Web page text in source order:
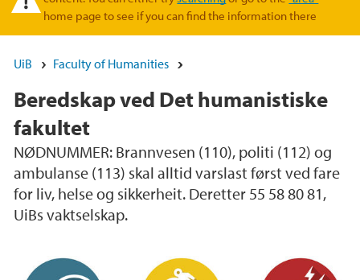
home page to see if you can find the information there
UiB Faculty of Humanities
Beredskap ved Det humanistiske
fakultet
NØDNUMMER: Brannvesen (110), politi (112) og
ambulanse (113) skal alltid varslast først ved fare
for liv, helse og sikkerheit. Deretter 55 58 80 81,
UiBs vaktselskap.